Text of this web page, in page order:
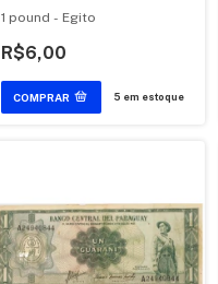
1 pound - Egito
R$6,00
5 em estoque